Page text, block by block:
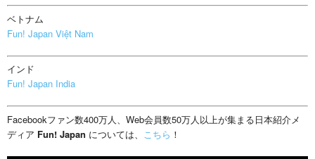
ベトナム
Fun! Japan Việt Nam
インド
Fun! Japan India
Facebookファン数400万人、Web会員数50万人以上が集まる日本紹介メ
ディア Fun! Japan については、 こちら ！